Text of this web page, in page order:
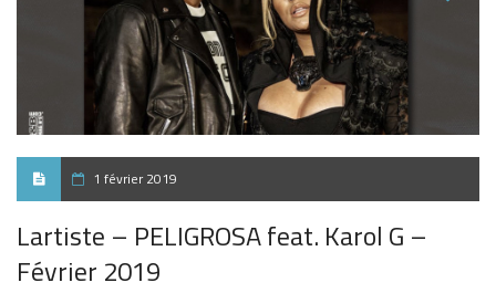
1 février 2019
Lartiste – PELIGROSA feat. Karol G –
Février 2019